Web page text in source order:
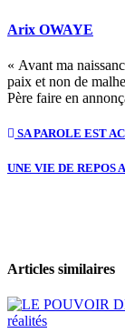
Arix OWAYE
« Avant ma
paix et non de
Père faire en
SA PAROLE EST
UNE VIE DE REPOS
Articles similaires